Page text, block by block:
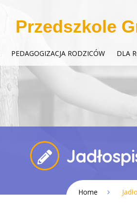
Przedszkole
PEDAGOGIZACJA RODZICÓW DLA
Home